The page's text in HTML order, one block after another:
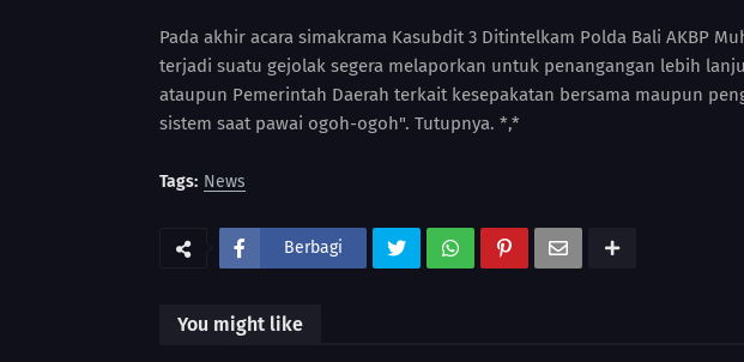
Pada akhir acara simakrama Kasubdit 3 Ditintelkam Polda Bali AKBP
terjadi suatu gejolak segera melaporkan untuk penangangan lebih
ataupun Pemerintah Daerah terkait kesepakatan bersama maupun
sistem saat pawai ogoh-ogoh". Tutupnya. *,*
Tags: News
Berbagi
You might like